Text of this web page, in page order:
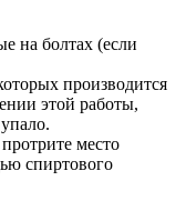
на болтах (если
производится
этой работы,
место
спиртового